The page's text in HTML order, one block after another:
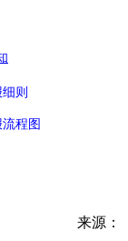
则
程图
来源：